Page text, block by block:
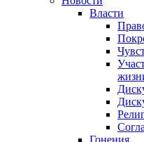
Власти
Гонения